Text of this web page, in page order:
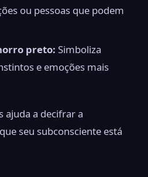
ou pessoas que podem
preto: Simboliza
e emoções mais
ajuda a decifrar a
seu subconsciente está